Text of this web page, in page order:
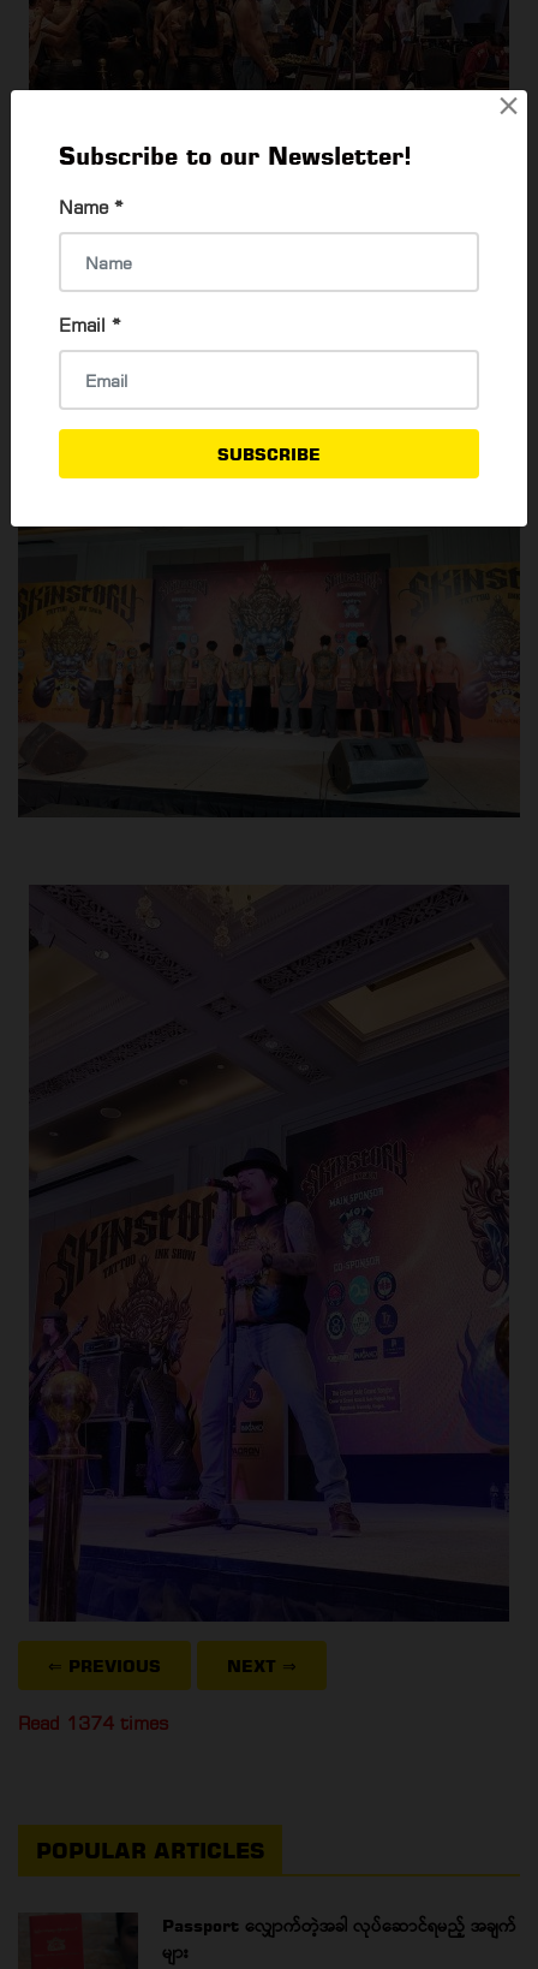
×
Subscribe to our Newsletter!
Name *
Email *
SUBSCRIBE
⇐ PREVIOUS NEXT ⇒
Read 1374 times
POPULAR ARTICLES
Passport လျှောက်တဲ့အခါ လုပ်ဆောင်ရမည့် အချက်
များ